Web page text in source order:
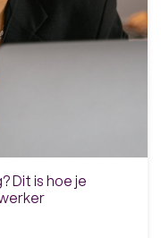
Dit is hoe je